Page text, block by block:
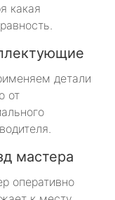
какая
детали
от
мастера
оперативно